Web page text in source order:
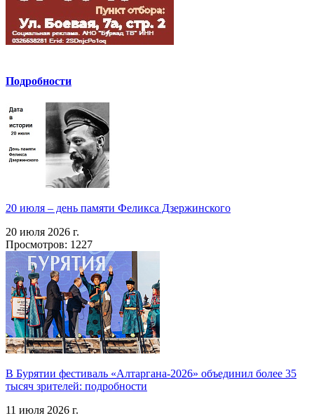
Подробности
20 июля – день памяти Феликса Дзержинского
20 июля 2026 г.
Просмотров: 1227
В Бурятии фестиваль «Алтаргана-2026» объединил более 35
тысяч зрителей: подробности
11 июля 2026 г.